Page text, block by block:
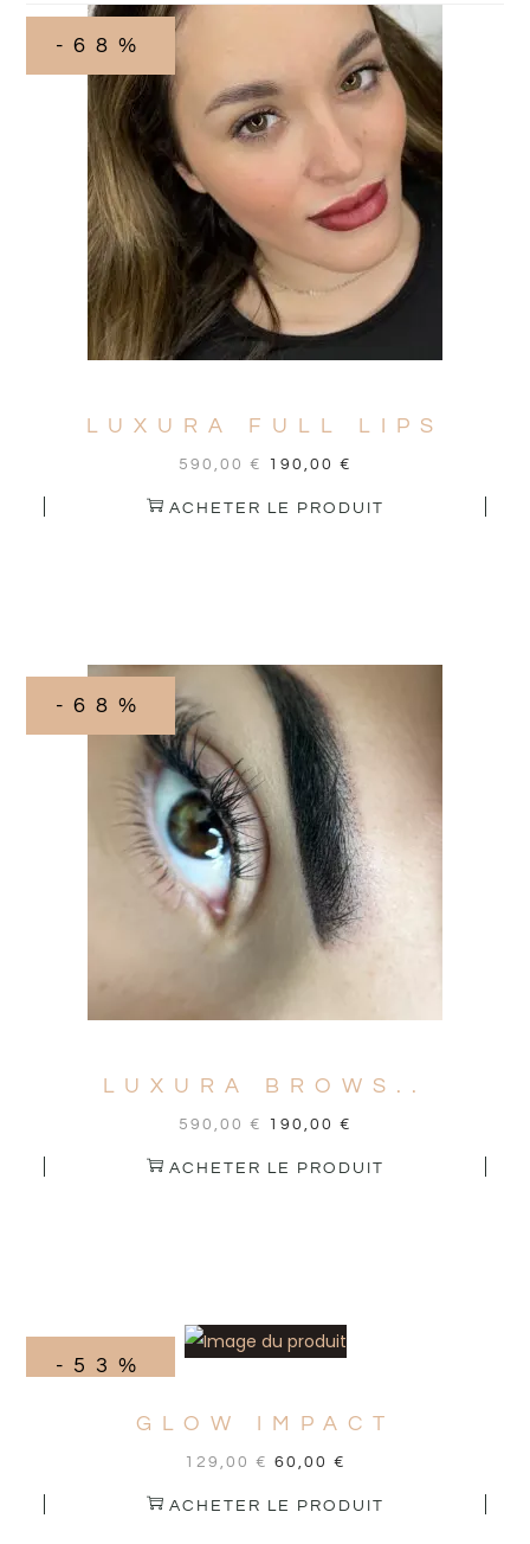
-68%
LUXURA FULL LIPS
590,00 € 190,00 €
ACHETER LE PRODUIT
-68%
LUXURA BROWS..
590,00 € 190,00 €
ACHETER LE PRODUIT
-53%
GLOW IMPACT
129,00 € 60,00 €
ACHETER LE PRODUIT